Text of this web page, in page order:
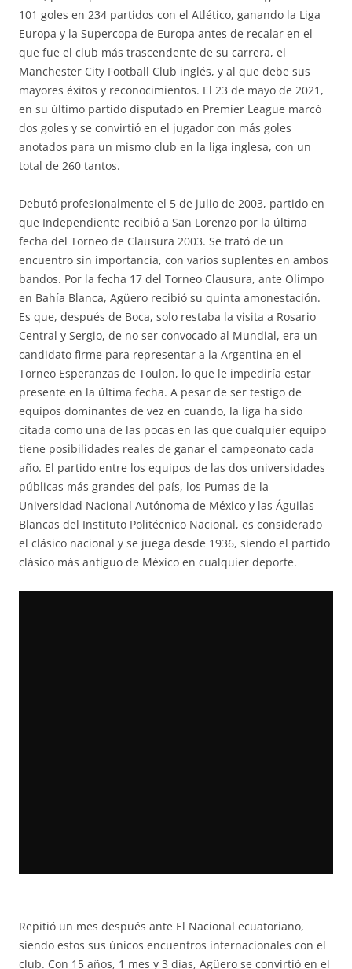
101 goles en 234 partidos con el Atlético, ganando la Liga
Europa y la Supercopa de Europa antes de recalar en el
que fue el club más trascendente de su carrera, el
Manchester City Football Club inglés, y al que debe sus
mayores éxitos y reconocimientos. El 23 de mayo de 2021,
en su último partido disputado en Premier League marcó
dos goles y se convirtió en el jugador con más goles
anotados para un mismo club en la liga inglesa, con un
total de 260 tantos.
Debutó profesionalmente el 5 de julio de 2003, partido en
que Independiente recibió a San Lorenzo por la última
fecha del Torneo de Clausura 2003. Se trató de un
encuentro sin importancia, con varios suplentes en ambos
bandos. Por la fecha 17 del Torneo Clausura, ante Olimpo
en Bahía Blanca, Agüero recibió su quinta amonestación.
Es que, después de Boca, solo restaba la visita a Rosario
Central y Sergio, de no ser convocado al Mundial, era un
candidato firme para representar a la Argentina en el
Torneo Esperanzas de Toulon, lo que le impediría estar
presente en la última fecha. A pesar de ser testigo de
equipos dominantes de vez en cuando, la liga ha sido
citada como una de las pocas en las que cualquier equipo
tiene posibilidades reales de ganar el campeonato cada
año. El partido entre los equipos de las dos universidades
públicas más grandes del país, los Pumas de la
Universidad Nacional Autónoma de México y las Águilas
Blancas del Instituto Politécnico Nacional, es considerado
el clásico nacional y se juega desde 1936, siendo el partido
clásico más antiguo de México en cualquier deporte.
Repitió un mes después ante El Nacional ecuatoriano,
siendo estos sus únicos encuentros internacionales con el
club. Con 15 años, 1 mes y 3 días, Agüero se convirtió en el